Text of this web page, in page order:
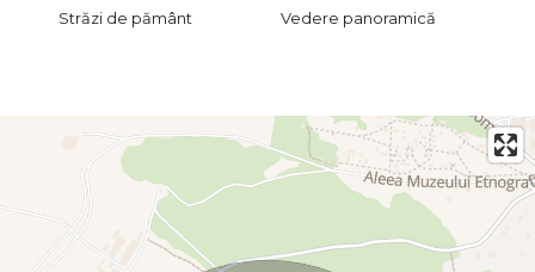
Străzi de pământ Vedere panoramică